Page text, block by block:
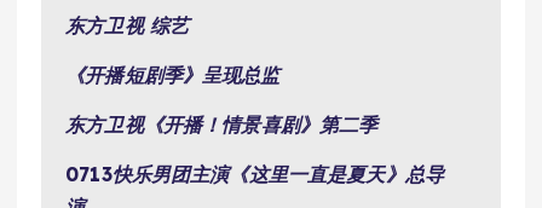
东方卫视 综艺
《开播短剧季》呈现总监
东方卫视《开播！情景喜剧》第二季
0713快乐男团主演《这里一直是夏天》总导